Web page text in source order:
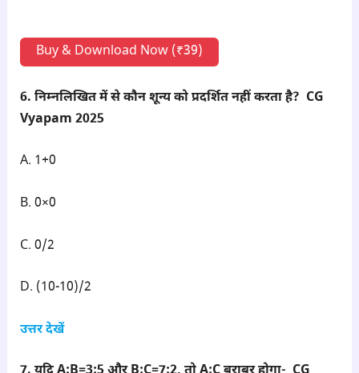
Buy & Download Now (₹39)
6. निम्नलिखित में से कौन शून्य को प्रदर्शित नहीं करता है? CG
Vyapam 2025
A. 1+0
B. 0×0
C. 0/2
D. (10-10)/2
उत्तर देखें